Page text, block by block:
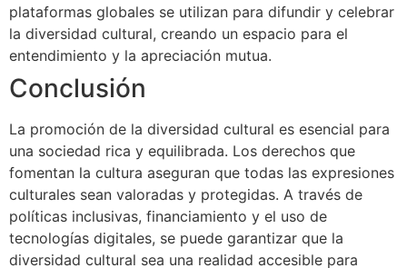
plataformas globales se utilizan para difundir y celebrar
la diversidad cultural, creando un espacio para el
entendimiento y la apreciación mutua.
Conclusión
La promoción de la diversidad cultural es esencial para
una sociedad rica y equilibrada. Los derechos que
fomentan la cultura aseguran que todas las expresiones
culturales sean valoradas y protegidas. A través de
políticas inclusivas, financiamiento y el uso de
tecnologías digitales, se puede garantizar que la
diversidad cultural sea una realidad accesible para